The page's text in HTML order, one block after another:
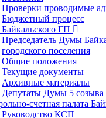
Проверки проводимые
Бюджетный процесс
ГП
Председатель Думы
городского поселения
Общие положения
Текущие документы
Архивные материалы
Депутаты Думы 5 созыва
счетная палата
Руководство КСП